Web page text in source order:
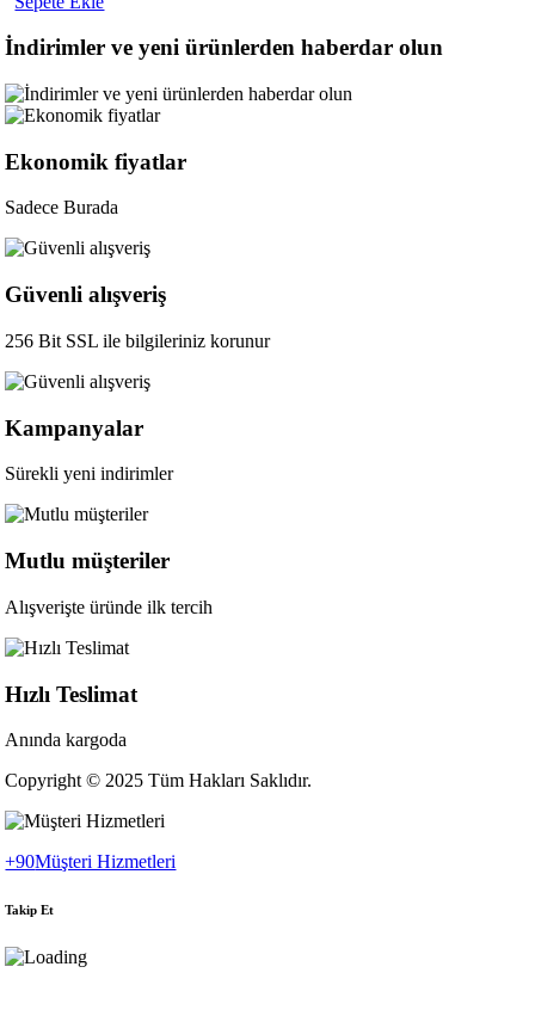
İndirimler ve yeni ürünlerden haberdar olun
Ekonomik fiyatlar
Sadece Burada
Güvenli alışveriş
256 Bit SSL ile bilgileriniz korunur
Kampanyalar
Sürekli yeni indirimler
Mutlu müşteriler
Alışverişte üründe ilk tercih
Hızlı Teslimat
Anında kargoda
Copyright © 2025 Tüm Hakları Saklıdır.
+90Müşteri Hizmetleri
Takip Et